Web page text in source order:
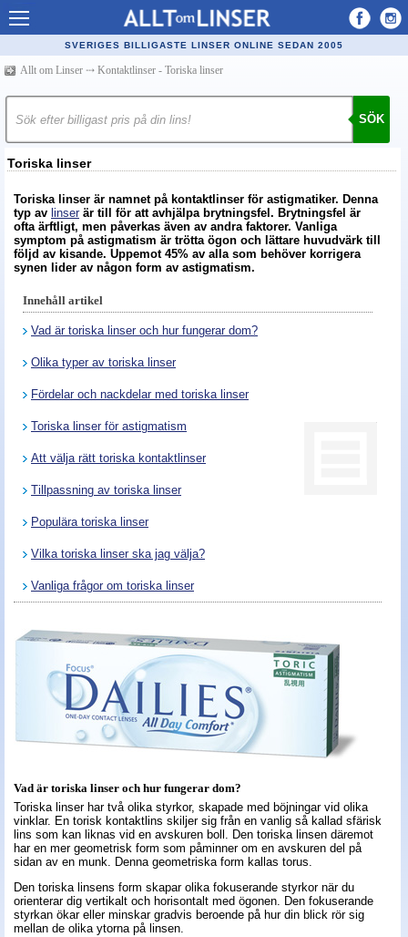
Allt om Linser
Billiga kontaktlinser
Köpa linser på nätet
Populära linser
Kontaktlinstyper
Linsvätska
Optiker
Synfel
Glasögon
Tillverkare - linser
SVERIGES BILLIGASTE LINSER ONLINE SEDAN 2005
Allt om Linser ⤏ Kontaktlinser - Toriska linser
SÖK
Toriska linser
Toriska linser är namnet på kontaktlinser för astigmatiker. Denna
typ av linserär till för att avhjälpa brytningsfel. Brytningsfel är
ofta ärftligt, men påverkas även av andra faktorer. Vanliga
symptom på astigmatism är trötta ögon och lättare huvudvärk till
följd av kisande. Uppemot 45% av alla som behöver korrigera
synen lider av någon form av astigmatism.
Innehåll artikel
Vad är toriska linser och hur fungerar dom?
Olika typer av toriska linser
Fördelar och nackdelar med toriska linser
Toriska linser för astigmatism
Att välja rätt toriska kontaktlinser
Tillpassning av toriska linser
Populära toriska linser
Vilka toriska linser ska jag välja?
Vanliga frågor om toriska linser
Vad är toriska linser och hur fungerar dom?
Toriska linser har två olika styrkor, skapade med böjningar vid olika
vinklar. En torisk kontaktlins skiljer sig från en vanlig så kallad sfärisk
lins som kan liknas vid en avskuren boll. Den toriska linsen däremot
har en mer geometrisk form som påminner om en avskuren del på
sidan av en munk. Denna geometriska form kallas torus.
Den toriska linsens form skapar olika fokuserande styrkor när du
orienterar dig vertikalt och horisontalt med ögonen. Den fokuserande
styrkan ökar eller minskar gradvis beroende på hur din blick rör sig
mellan de olika ytorna på linsen.